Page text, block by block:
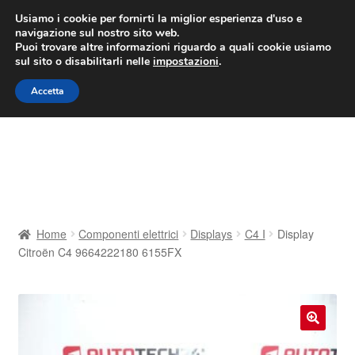
CONSEGNA da 7 EUR
Lun-Ven 9:00 - 16:00/800 580 290
Vai
alla
navigazione
Vai
al
contenuto
Consegna
Contatto
Home Componenti elettrici Displays C4 I
Display
Citroën C4 9664222180 6155FX
Usiamo i cookie per fornirti la miglior esperienza d'uso e
navigazione sul nostro sito web.
Puoi trovare altre informazioni riguardo a quali cookie usiamo
sul sito o disabilitarli nelle impostazioni.
Accetta